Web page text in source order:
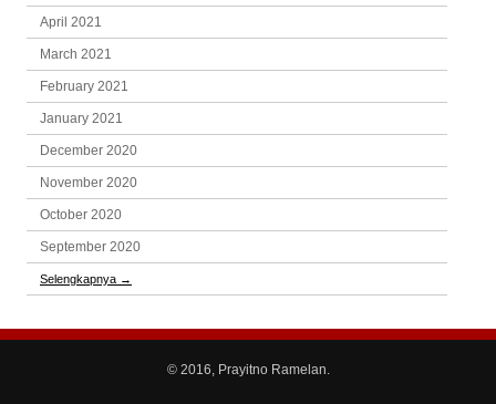
April 2021
March 2021
February 2021
January 2021
December 2020
November 2020
October 2020
September 2020
Selengkapnya →
© 2016, Prayitno Ramelan.